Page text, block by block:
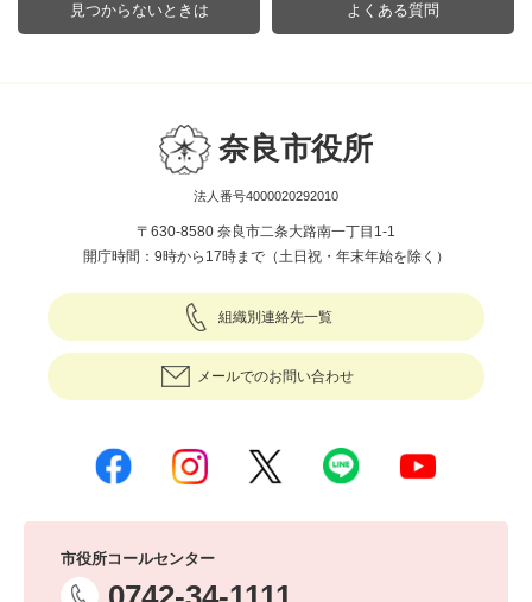
見つからないときは よくある質問
奈良市役所
法人番号4000020292010
〒630-8580 奈良市二条大路南一丁目1-1
開庁時間：9時から17時まで（土日祝・年末年始を除く）
組織別連絡先一覧
メールでのお問い合わせ
市役所コールセンター